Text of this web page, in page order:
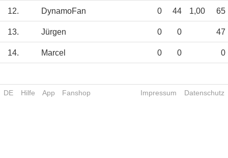
12. DynamoFan 0 44 1,00 65
13. Jürgen 0 0 47
14. Marcel 0 0 0
DE Hilfe App Fanshop Impressum Datenschutz